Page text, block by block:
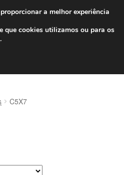
de 7 EUR
às 16h800 500 967
C5X7
a melhor experiência
que cookies utilizamos ou para os
.